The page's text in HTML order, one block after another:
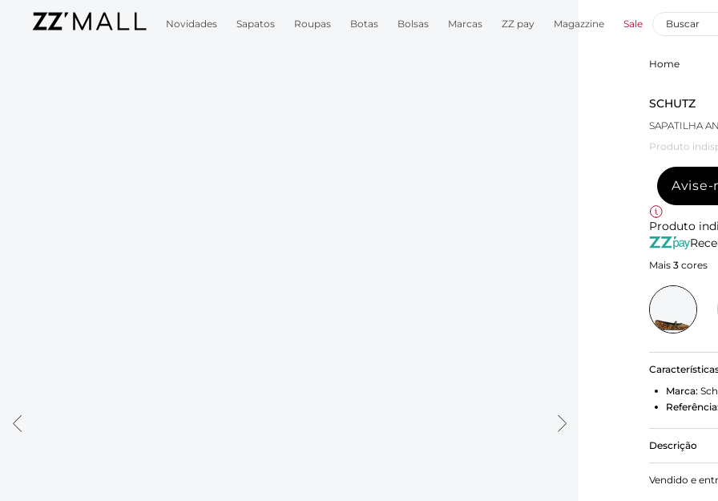
Novidades Sapatos Roupas Botas Bolsas Marcas ZZ pay Magazzine Sale
Home
SCHUTZ
SAPATILHA
Produto
Avise-
Produto
Mais 3 cores
Marca:
Referência:
Descrição
" As
Vendido e